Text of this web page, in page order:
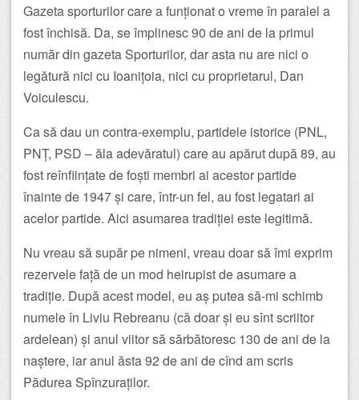
Gazeta sporturilor care a funționat o vreme în paralel a
fost închisă. Da, se împlinesc 90 de ani de la primul
număr din gazeta Sporturilor, dar asta nu are nici o
legătură nici cu Ioanițoia, nici cu proprietarul, Dan
Voiculescu.
Ca să dau un contra-exemplu, partidele istorice (PNL,
PNȚ, PSD – ăla adevăratul) care au apărut după 89, au
fost reînființate de foști membri ai acestor partide
înainte de 1947 și care, într-un fel, au fost legatari ai
acelor partide. Aici asumarea tradiției este legitimă.
Nu vreau să supăr pe nimeni, vreau doar să îmi exprim
rezervele față de un mod heirupist de asumare a
tradiție. După acest model, eu aș putea să-mi schimb
numele în Liviu Rebreanu (că doar și eu sînt scriitor
ardelean) și anul viitor să sărbătoresc 130 de ani de la
naștere, iar anul ăsta 92 de ani de cînd am scris
Pădurea Spînzuraților.